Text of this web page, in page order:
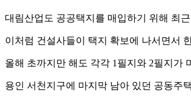
대림산업도 공공택지를 매입하기 위해 최
이처럼 건설사들이 택지 확보에 나서면서
올해 초까지만 해도 각각 1필지와 2필지가
용인 서천지구에 마지막 남아 있던 공동주